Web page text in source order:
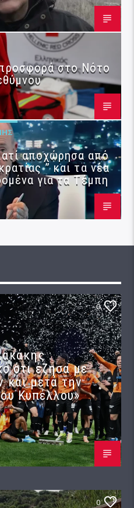
στο Νότο
αποχώρησα από
” και τα νέα
για τα Τέμπη
0
:
ότι έζησα με
και μετά την
Κυπέλλου»
0